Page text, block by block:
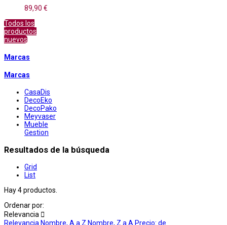
89,90 €
Todos los
productos
nuevos
Marcas
Marcas
CasaDis
DecoEko
DecoPako
Meyvaser
Mueble
Gestion
Resultados de la búsqueda
Grid
List
Hay 4 productos.
Ordenar por:
Relevancia 
Relevancia Nombre, A a Z Nombre, Z a A Precio: de